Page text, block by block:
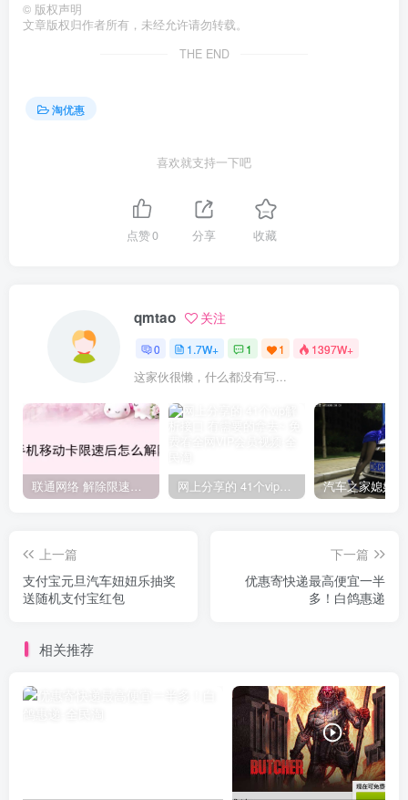
© 版权声明
文章版权归作者所有，未经允许请勿转载。
THE END
淘优惠
喜欢就支持一下吧
点赞0 分享 收藏
qmtao 关注
0 1.7W+ 1 1 1397W+
这家伙很懒，什么都没有写...
联通网络 解除限速方法参考！畅享、畅玩、老白干等及其它地区自测了 网上分享的 41个vip解析接口 有需要的拿去~ 免费看全网VIP会员视频
上一篇
支付宝元旦汽车妞妞乐抽奖
送随机支付宝红包
下一篇
优惠寄快递最高便宜一半
多！白鸽惠递
相关推荐